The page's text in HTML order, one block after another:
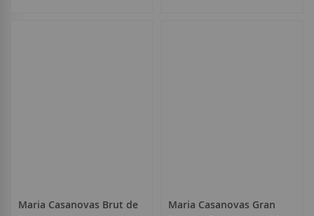
Maria Casanovas Brut de
Maria Casanovas Gran